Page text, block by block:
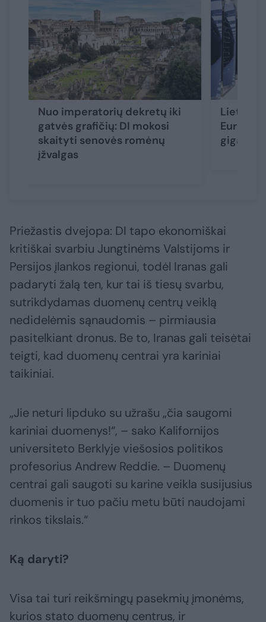
Nuo imperatorių dekretų iki
gatvės grafičių: DI mokosi
skaityti senovės romėnų
įžvalgas
Lietuva
Priežastis dvejopa: DI tapo ekonomiškai
kritiškai svarbiu Jungtinėms Valstijoms ir
Persijos įlankos regionui, todėl Iranas gali
padaryti žalą ten, kur tai iš tiesų svarbu,
sutrikdydamas duomenų centrų veiklą
nedidelėmis sąnaudomis – pirmiausia
pasitelkiant dronus. Be to, Iranas gali teisėtai
teigti, kad duomenų centrai yra kariniai
taikiniai.
„Jie neturi lipduko su užrašu „čia saugomi
kariniai duomenys!“, – sako Kalifornijos
universiteto Berklyje viešosios politikos
profesorius Andrew Reddie. – Duomenų
centrai gali saugoti su karine veikla susijusius
duomenis ir tuo pačiu metu būti naudojami
rinkos tikslais.“
Ką daryti?
Visa tai turi reikšmingų pasekmių įmonėms,
kurios stato duomenų centrus, ir